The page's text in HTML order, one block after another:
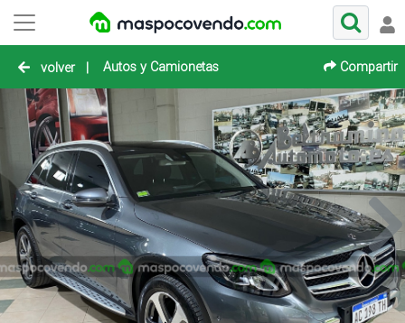
volver | Autos y Camionetas Compartir